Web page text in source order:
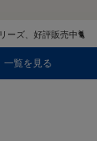
ーズ、好評販売中🐈
一覧を見る